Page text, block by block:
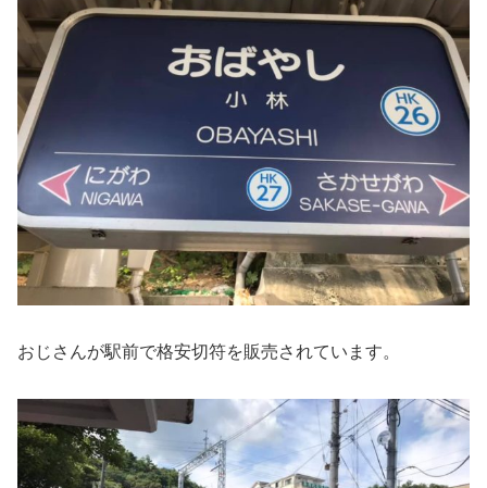
おじさんが駅前で格安切符を販売されています。